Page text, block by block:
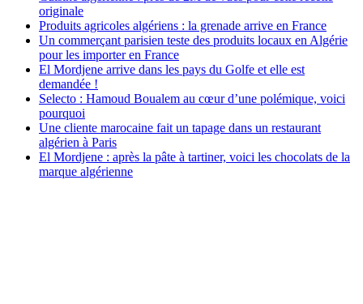
originale
Produits agricoles algériens : la grenade arrive en France
Un commerçant parisien teste des produits locaux en Algérie
pour les importer en France
El Mordjene arrive dans les pays du Golfe et elle est
demandée !
Selecto : Hamoud Boualem au cœur d’une polémique, voici
pourquoi
Une cliente marocaine fait un tapage dans un restaurant
algérien à Paris
El Mordjene : après la pâte à tartiner, voici les chocolats de la
marque algérienne